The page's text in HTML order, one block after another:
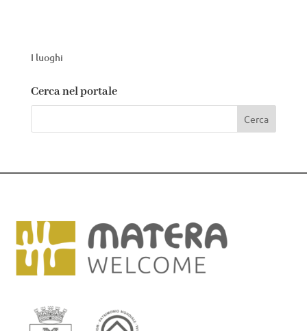
I luoghi
Cerca nel portale